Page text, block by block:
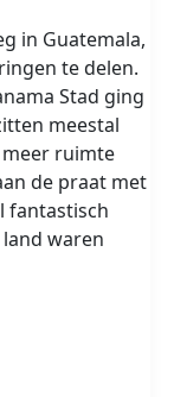
in Guatemala,
te delen.
Stad ging
meestal
ruimte
de praat met
fantastisch
waren